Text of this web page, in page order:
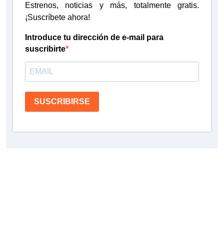
Estrenos, noticias y más, totalmente gratis.
¡Suscríbete ahora!
Introduce tu dirección de e-mail para
suscribirte
SUSCRIBIRSE